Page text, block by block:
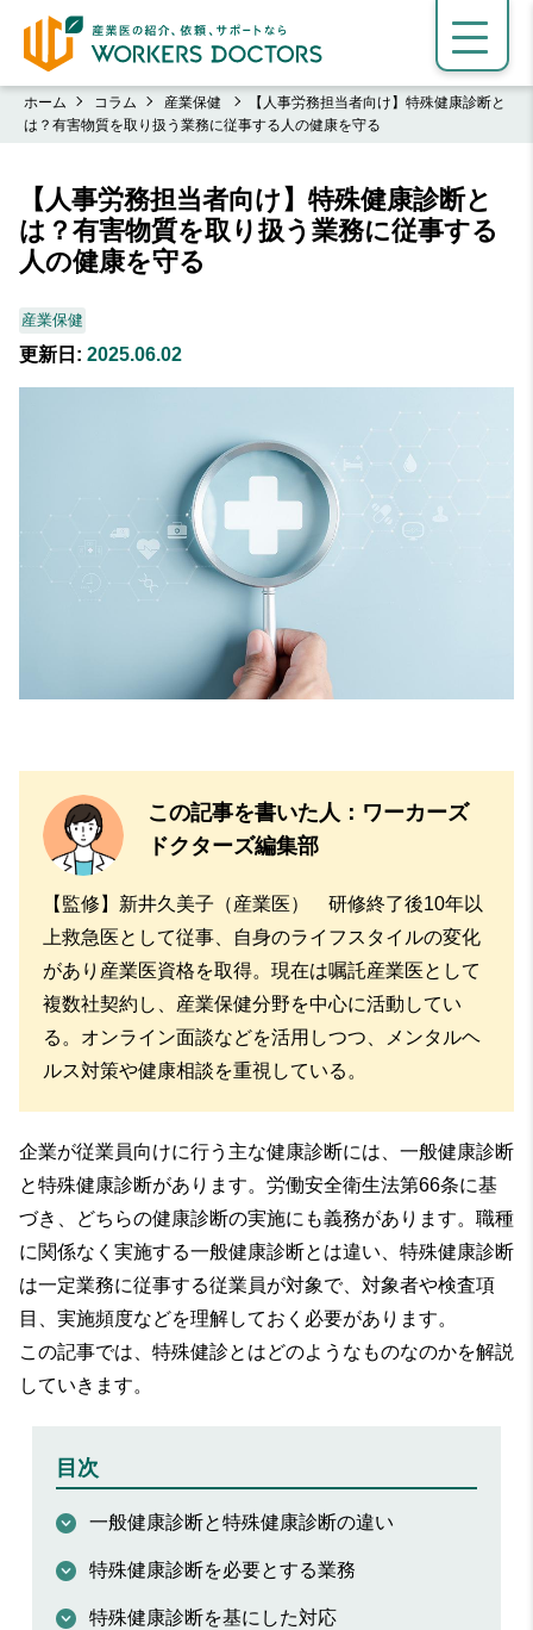
ホーム コラム 産業保健
【人事労務担当者向け】特殊健康診断と
は？有害物質を取り扱う業務に従事する人の健康を守る
【人事労務担当者向け】特殊健康診断と
は？有害物質を取り扱う業務に従事する
人の健康を守る
産業保健
更新日: 2025.06.02
この記事を書いた人：ワーカーズ
ドクターズ編集部
【監修】新井久美子（産業医） 研修終了後10年以
上救急医として従事、自身のライフスタイルの変化
があり産業医資格を取得。現在は嘱託産業医として
複数社契約し、産業保健分野を中心に活動してい
る。オンライン面談などを活用しつつ、メンタルヘ
ルス対策や健康相談を重視している。
企業が従業員向けに行う主な健康診断には、一般健康診断
と特殊健康診断があります。労働安全衛生法第66条に基
づき、どちらの健康診断の実施にも義務があります。職種
に関係なく実施する一般健康診断とは違い、特殊健康診断
は一定業務に従事する従業員が対象で、対象者や検査項
目、実施頻度などを理解しておく必要があります。
この記事では、特殊健診とはどのようなものなのかを解説
していきます。
目次
一般健康診断と特殊健康診断の違い
特殊健康診断を必要とする業務
特殊健康診断を基にした対応